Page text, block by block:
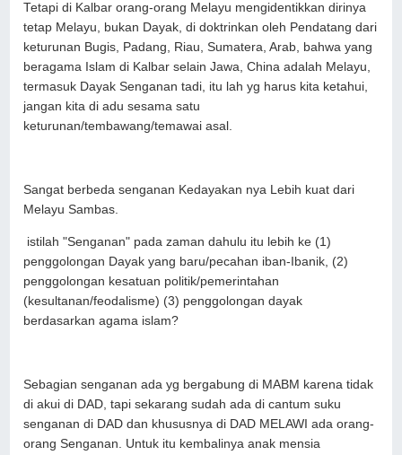
Tetapi di Kalbar orang-orang Melayu mengidentikkan dirinya
tetap Melayu, bukan Dayak, di doktrinkan oleh Pendatang dari
keturunan Bugis, Padang, Riau, Sumatera, Arab, bahwa yang
beragama Islam di Kalbar selain Jawa, China adalah Melayu,
termasuk Dayak Senganan tadi, itu lah yg harus kita ketahui,
jangan kita di adu sesama satu
keturunan/tembawang/temawai asal.
Sangat berbeda senganan Kedayakan nya Lebih kuat dari
Melayu Sambas.
istilah "Senganan" pada zaman dahulu itu lebih ke (1)
penggolongan Dayak yang baru/pecahan iban-Ibanik, (2)
penggolongan kesatuan politik/pemerintahan
(kesultanan/feodalisme) (3) penggolongan dayak
berdasarkan agama islam?
Sebagian senganan ada yg bergabung di MABM karena tidak
di akui di DAD, tapi sekarang sudah ada di cantum suku
senganan di DAD dan khususnya di DAD MELAWI ada orang-
orang Senganan. Untuk itu kembalinya anak mensia